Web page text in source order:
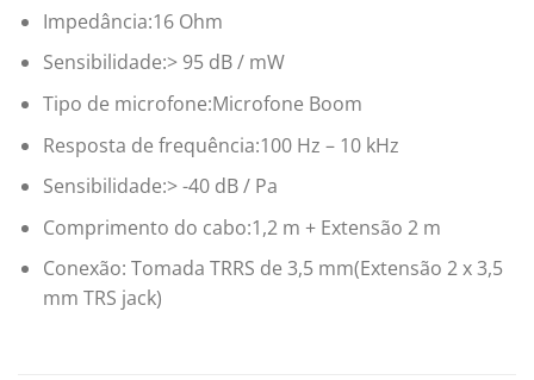
Impedância:16 Ohm
Sensibilidade:> 95 dB / mW
Tipo de microfone:Microfone Boom
Resposta de frequência:100 Hz – 10 kHz
Sensibilidade:> -40 dB / Pa
Comprimento do cabo:1,2 m + Extensão 2 m
Conexão: Tomada TRRS de 3,5 mm(Extensão 2 x 3,5
mm TRS jack)